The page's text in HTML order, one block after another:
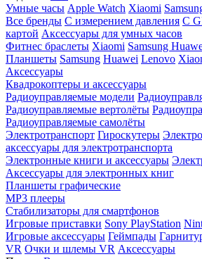
Умные часы Apple Watch Xiaomi
Все бренды C измерением давления C
картой Аксессуары для умных часов
Фитнес браслеты Xiaomi Samsung
Планшеты Samsung Huawei Lenovo
Аксессуары
Квадрокоптеры и аксессуары
Радиоуправляемые модели
Радиоуправляемые вертолёты
Радиоуправляемые самолёты
Электротранспорт Гироскутеры
аксессуары для электротранспорта
Электронные книги и аксессуары
Аксессуары для электронных книг
Планшеты графические
MP3 плееры
Стабилизаторы для смартфонов
Игровые приставки Sony PlayStation
Игровые аксессуары Геймпады
VR Очки и шлемы VR Аксессуары